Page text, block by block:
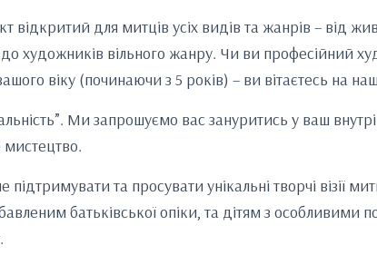
відкритий для митців усіх видів та жанрів – від
до художників вільного жанру. Чи ви професійний
віку (починаючи з 5 років) – ви вітаєтесь на
Ми запрошуємо вас зануритись у ваш
та просувати унікальні творчі візії
батьківської опіки, та дітям з особливими